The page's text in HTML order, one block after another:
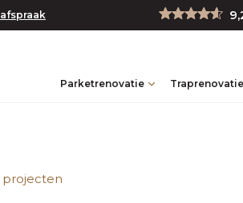
Parketrenovatie Traprenovatie
projecten